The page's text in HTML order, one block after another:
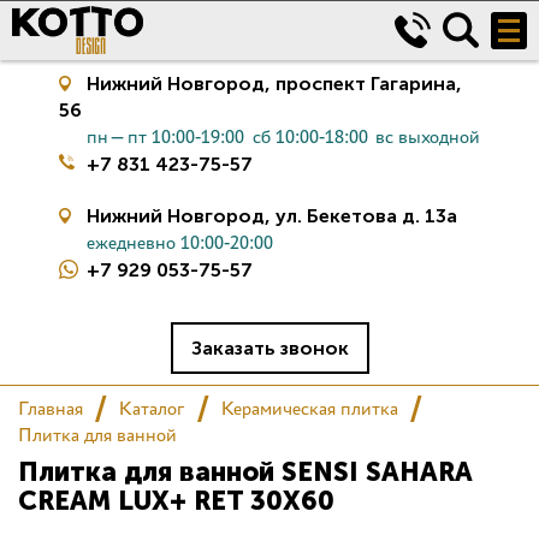
Керамическая плитка
Салон
Сертификаты
Нижний Новгород, проспект Гагарина,
56
пн—пт 10:00-19:00 сб 10:00-18:00 вс выходной
+7 831 423-75-57
Нижний Новгород, ул. Бекетова д. 13а
ежедневно 10:00-20:00
+7 929 053-75-57
Заказать звонок
Главная Каталог
Керамическая плитка
Плитка для ванной
Плитка для ванной SENSI SAHARA
CREAM LUX+ RET 30X60